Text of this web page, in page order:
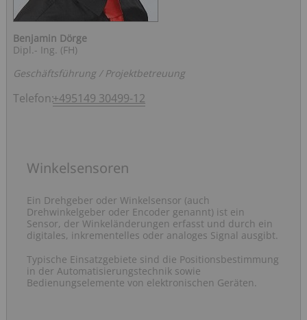
Benjamin Dörge
Dipl.- Ing. (FH)
Geschäftsführung / Projektbetreuung
Telefon:+495149 30499-12
Winkelsensoren
Ein Drehgeber oder Winkelsensor (auch
Drehwinkelgeber oder Encoder genannt) ist ein
Sensor, der Winkeländerungen erfasst und durch ein
digitales, inkrementelles oder analoges Signal ausgibt.
Typische Einsatzgebiete sind die Positionsbestimmung
in der Automatisierungstechnik sowie
Bedienungselemente von elektronischen Geräten.